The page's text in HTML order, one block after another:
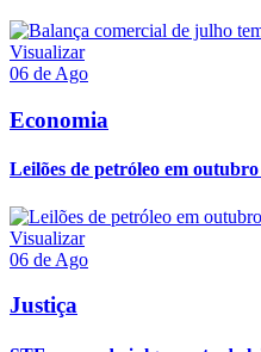
Visualizar
06 de Ago
Economia
Leilões de petróleo em
Visualizar
06 de Ago
Justiça